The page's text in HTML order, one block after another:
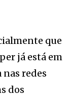
que
já está em
redes
dos